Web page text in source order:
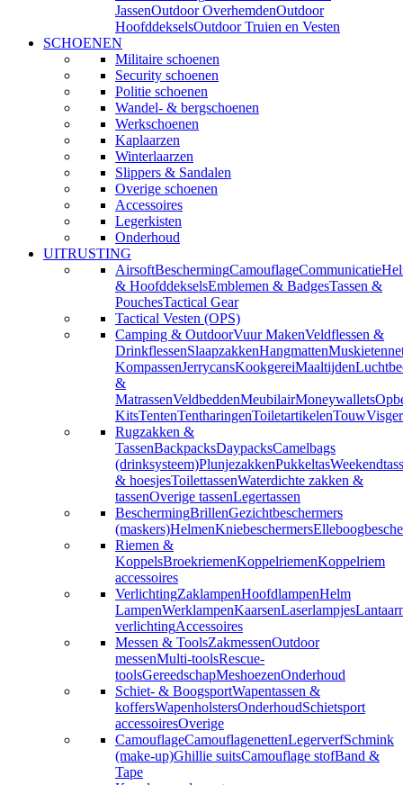
JassenOutdoor OverhemdenOutdoor
HoofddekselsOutdoor Truien en Vesten
SCHOENEN
Militaire schoenen
Security schoenen
Politie schoenen
Wandel- & bergschoenen
Werkschoenen
Kaplaarzen
Winterlaarzen
Slippers & Sandalen
Overige schoenen
Accessoires
Legerkisten
Onderhoud
UITRUSTING
AirsoftBeschermingCamouflageCommunicatie
& HoofddekselsEmblemen & BadgesTassen &
PouchesTactical Gear
Tactical Vesten (OPS)
Camping & OutdoorVuur MakenVeldflessen &
DrinkflessenSlaapzakkenHangmatten
KompassenJerrycansKookgereiMaaltijden
&
MatrassenVeldbeddenMeubilairMoneywallets
KitsTentenTentharingenToiletartikelenTouw
Rugzakken &
TassenBackpacksDaypacksCamelbags
(drinksysteem)PlunjezakkenPukkeltas
& hoesjesToilettassenWaterdichte zakken &
tassenOverige tassenLegertassen
BeschermingBrillenGezichtbeschermers
(maskers)HelmenKniebeschermers
Riemen &
KoppelsBroekriemenKoppelriemenKoppelriem
accessoires
VerlichtingZaklampenHoofdlampenHelm
LampenWerklampenKaarsenLaserlampjes
verlichtingAccessoires
Messen & ToolsZakmessenOutdoor
messenMulti-toolsRescue-
toolsGereedschapMeshoezenOnderhoud
Schiet- & BoogsportWapentassen &
koffersWapenholstersOnderhoudSchietsport
accessoiresOverige
CamouflageCamouflagenettenLegerverfSchmink
(make-up)Ghillie suitsCamouflage stofBand &
Tape